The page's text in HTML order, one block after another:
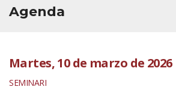
Agenda
Martes, 10 de marzo de 2026
SEMINARI